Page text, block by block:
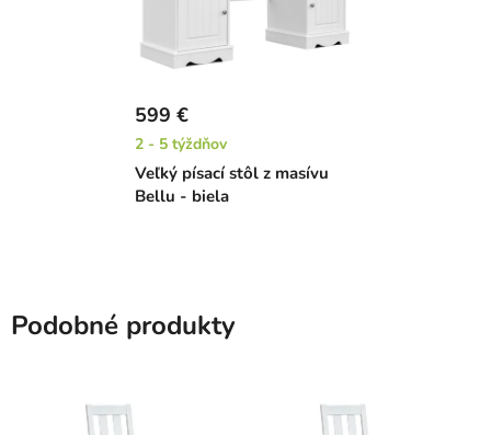
Veľký písací stôl z masívu
Bellu - biela
599 €
2 - 5 týždňov
Podobné produkty